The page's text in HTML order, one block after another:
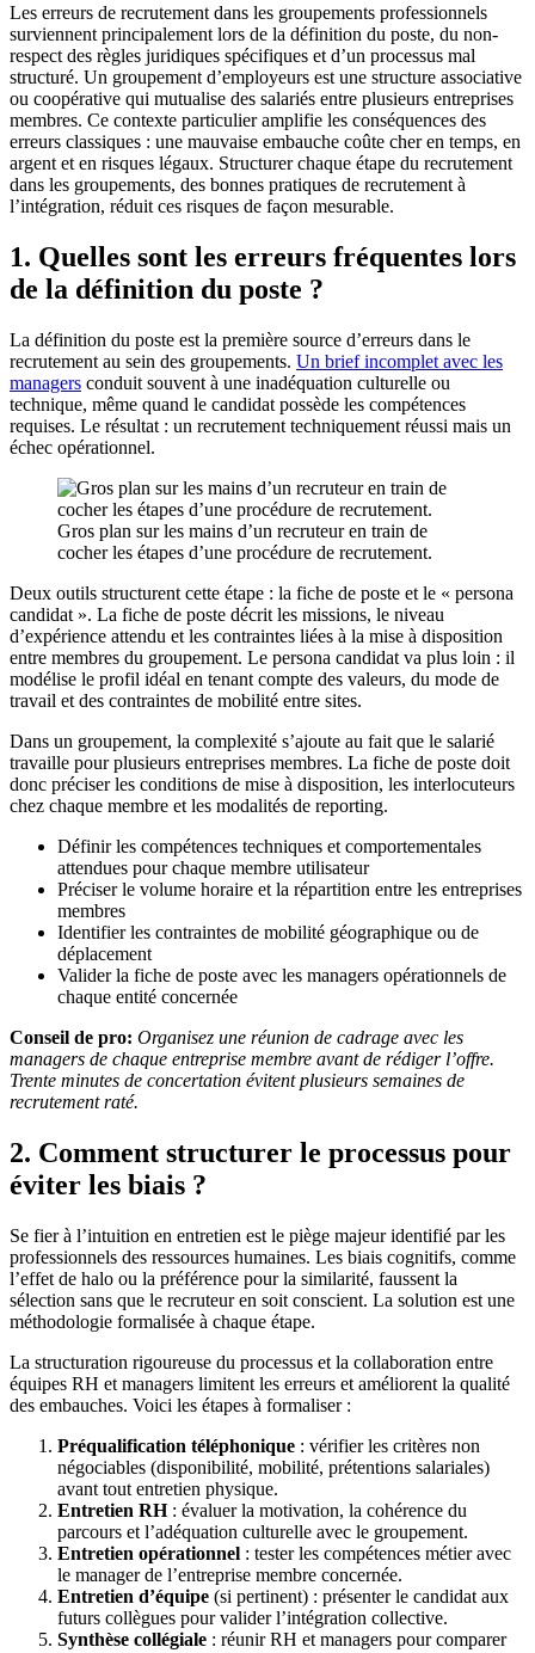
Les erreurs de recrutement dans les groupements professionnels
surviennent principalement lors de la définition du poste, du non-
respect des règles juridiques spécifiques et d’un processus mal
structuré. Un groupement d’employeurs est une structure associative
ou coopérative qui mutualise des salariés entre plusieurs entreprises
membres. Ce contexte particulier amplifie les conséquences des
erreurs classiques : une mauvaise embauche coûte cher en temps, en
argent et en risques légaux. Structurer chaque étape du recrutement
dans les groupements, des bonnes pratiques de recrutement à
l’intégration, réduit ces risques de façon mesurable.
1. Quelles sont les erreurs fréquentes lors
de la définition du poste ?
La définition du poste est la première source d’erreurs dans le
recrutement au sein des groupements. Un brief incomplet avec les
managers conduit souvent à une inadéquation culturelle ou
technique, même quand le candidat possède les compétences
requises. Le résultat : un recrutement techniquement réussi mais un
échec opérationnel.
Gros plan sur les mains d’un recruteur en train de
cocher les étapes d’une procédure de recrutement.
Deux outils structurent cette étape : la fiche de poste et le « persona
candidat ». La fiche de poste décrit les missions, le niveau
d’expérience attendu et les contraintes liées à la mise à disposition
entre membres du groupement. Le persona candidat va plus loin : il
modélise le profil idéal en tenant compte des valeurs, du mode de
travail et des contraintes de mobilité entre sites.
Dans un groupement, la complexité s’ajoute au fait que le salarié
travaille pour plusieurs entreprises membres. La fiche de poste doit
donc préciser les conditions de mise à disposition, les interlocuteurs
chez chaque membre et les modalités de reporting.
Définir les compétences techniques et comportementales
attendues pour chaque membre utilisateur
Préciser le volume horaire et la répartition entre les entreprises
membres
Identifier les contraintes de mobilité géographique ou de
déplacement
Valider la fiche de poste avec les managers opérationnels de
chaque entité concernée
Conseil de pro: Organisez une réunion de cadrage avec les
managers de chaque entreprise membre avant de rédiger l’offre.
Trente minutes de concertation évitent plusieurs semaines de
recrutement raté.
2. Comment structurer le processus pour
éviter les biais ?
Se fier à l’intuition en entretien est le piège majeur identifié par les
professionnels des ressources humaines. Les biais cognitifs, comme
l’effet de halo ou la préférence pour la similarité, faussent la
sélection sans que le recruteur en soit conscient. La solution est une
méthodologie formalisée à chaque étape.
La structuration rigoureuse du processus et la collaboration entre
équipes RH et managers limitent les erreurs et améliorent la qualité
des embauches. Voici les étapes à formaliser :
Préqualification téléphonique : vérifier les critères non
négociables (disponibilité, mobilité, prétentions salariales)
avant tout entretien physique.
Entretien RH: évaluer la motivation, la cohérence du
parcours et l’adéquation culturelle avec le groupement.
Entretien opérationnel : tester les compétences métier avec
le manager de l’entreprise membre concernée.
Entretien d’équipe (si pertinent) : présenter le candidat aux
futurs collègues pour valider l’intégration collective.
Synthèse collégiale : réunir RH et managers pour comparer